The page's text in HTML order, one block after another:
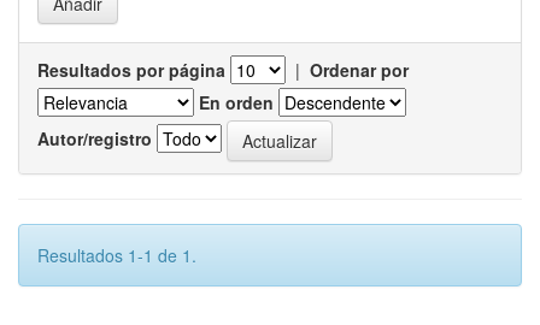
Resultados por página | Ordenar por
En orden
Autor/registro
Resultados 1-1 de 1.